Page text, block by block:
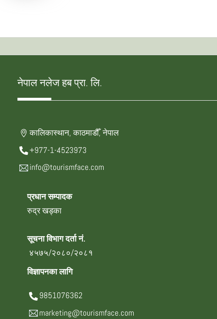
नेपाल नलेज हब प्रा. लि.
कालिकास्थान, काठमाडौँ, नेपाल
+977-1-4523973
info@tourismface.com
प्रधान सम्पादक
रुद्र खड्का
सूचना विभाग दर्ता नं.
४५७५/२०८०/२०८१
विज्ञापनका लागि
9851076362
marketing@tourismface.com